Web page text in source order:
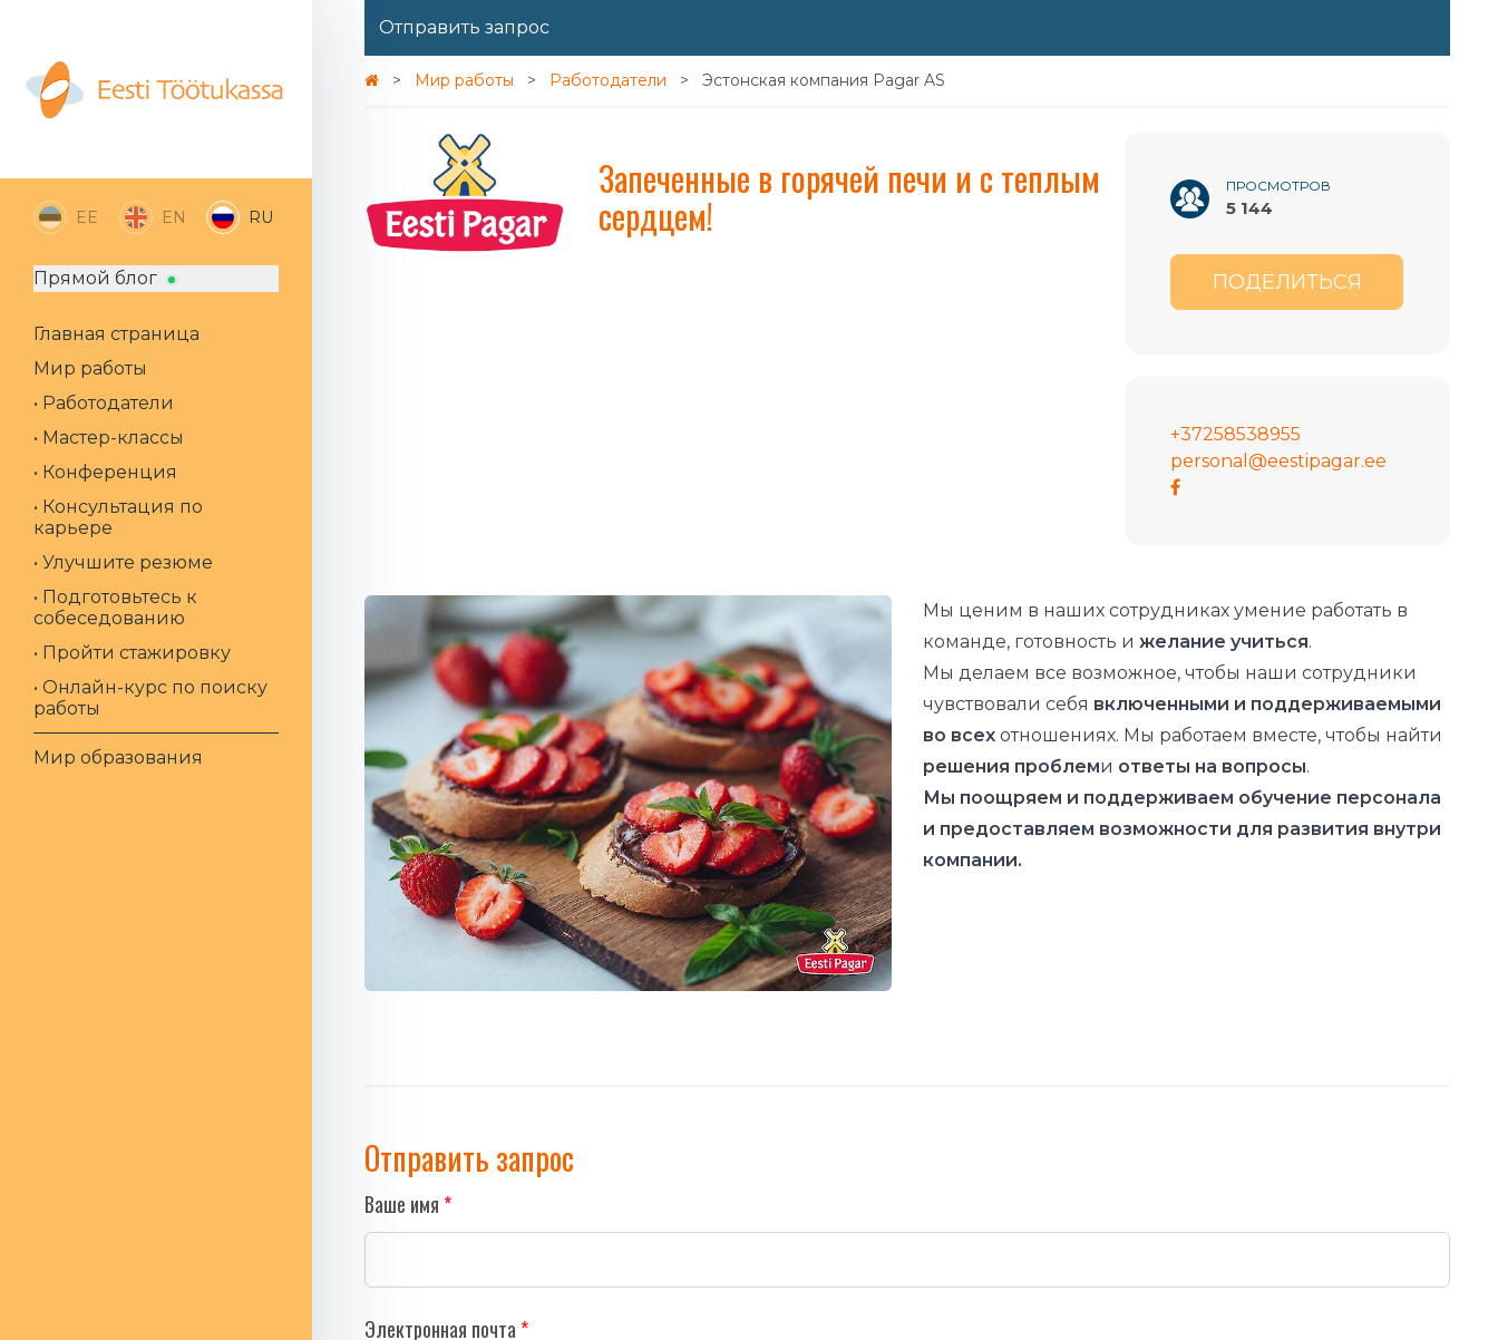
EE EN RU
Прямой блог
Главная страница
Мир работы
• Работодатели
• Мастер-классы
• Конференция
• Консультация по
карьере
• Улучшите резюме
• Подготовьтесь к
собеседованию
• Пройти стажировку
• Онлайн-курс по поиску
работы
Мир образования
Отправить запрос
Мир работы Работодатели Эстонская компания Pagar AS
Запеченные в горячей печи и с теплым
сердцем!
ПРОСМОТРОВ
5 144
ПОДЕЛИТЬСЯ
+37258538955
personal@eestipagar.ee
Мы ценим в наших сотрудниках умение работать в
команде, готовность и желание учиться.
Мы делаем все возможное, чтобы наши сотрудники
чувствовали себя включенными и поддерживаемыми
во всехотношениях. Мы работаем вместе, чтобы найти
решения проблеми ответы на вопросы.
Мы поощряем и поддерживаем обучение персонала
и предоставляем возможности для развития внутри
компании.
Отправить запрос
Ваше имя
Электронная почта